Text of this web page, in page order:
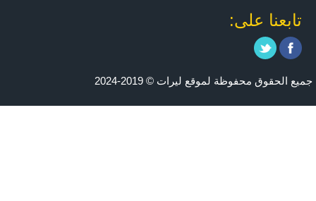
تابعنا على:
جميع الحقوق محفوظة لموقع ليرات © 2019-2024